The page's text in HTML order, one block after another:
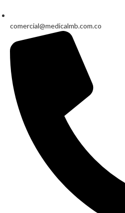
comercial@medicalmb.com.co